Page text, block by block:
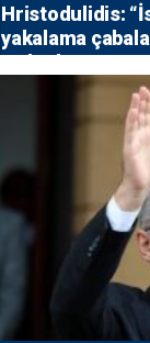
Hristodulidis:
yakalama
5 uluslararası